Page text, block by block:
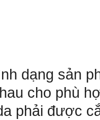
dạng sản
cho phù
phải được